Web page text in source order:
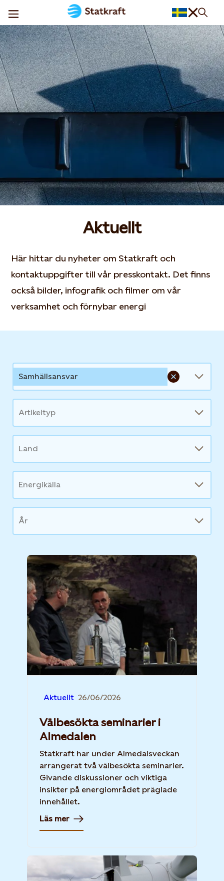
Aktuellt
Här hittar du nyheter om Statkraft och
kontaktuppgifter till vår presskontakt. Det finns
också bilder, infografik och filmer om vår
verksamhet och förnybar energi
News
Samhällsansvar
Artikeltyp
Land
Energikälla
År
Aktuellt 26/06/2026
Välbesökta seminarier i
Almedalen
Statkraft har under Almedalsveckan
arrangerat två välbesökta seminarier.
Givande diskussioner och viktiga
insikter på energiområdet präglade
innehållet.
Läs mer